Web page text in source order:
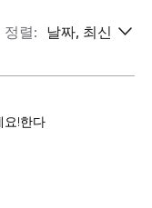
정렬: 날짜, 최신
요!한다